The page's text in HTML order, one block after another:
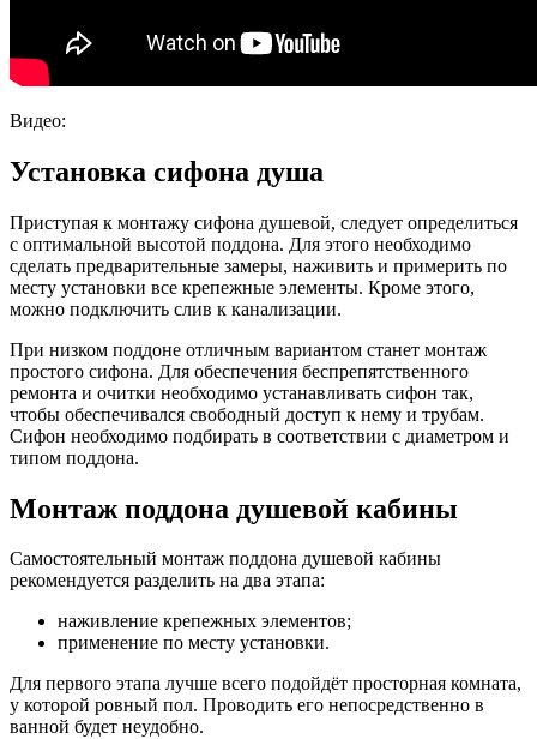
Видео:
Установка сифона душа
Приступая к монтажу сифона душевой, следует определиться
с оптимальной высотой поддона. Для этого необходимо
сделать предварительные замеры, наживить и примерить по
месту установки все крепежные элементы. Кроме этого,
можно подключить слив к канализации.
При низком поддоне отличным вариантом станет монтаж
простого сифона. Для обеспечения беспрепятственного
ремонта и очитки необходимо устанавливать сифон так,
чтобы обеспечивался свободный доступ к нему и трубам.
Сифон необходимо подбирать в соответствии с диаметром и
типом поддона.
Монтаж поддона душевой кабины
Самостоятельный монтаж поддона душевой кабины
рекомендуется разделить на два этапа:
наживление крепежных элементов;
применение по месту установки.
Для первого этапа лучше всего подойдёт просторная комната,
у которой ровный пол. Проводить его непосредственно в
ванной будет неудобно.